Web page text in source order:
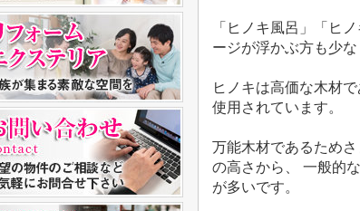
「ヒノキ風呂」「ヒ
ージが浮かぶ方も少な
ヒノキは高価な木材
使用されています。
万能木材であるため
の高さから、 一般的
が多いです。